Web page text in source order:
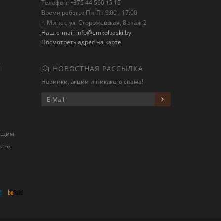
Телефон: +375 44 560 15 15
Время работы: Пн-Пт 9:00 - 17:00
г. Минск, ул. Сторожевская, 8 этаж 2
Наш e-mail: info@emkolbaski.by
Посмотреть адрес на карте
НОВОСТНАЯ РАССЫЛКА
Новинки, акции и никакого спама!